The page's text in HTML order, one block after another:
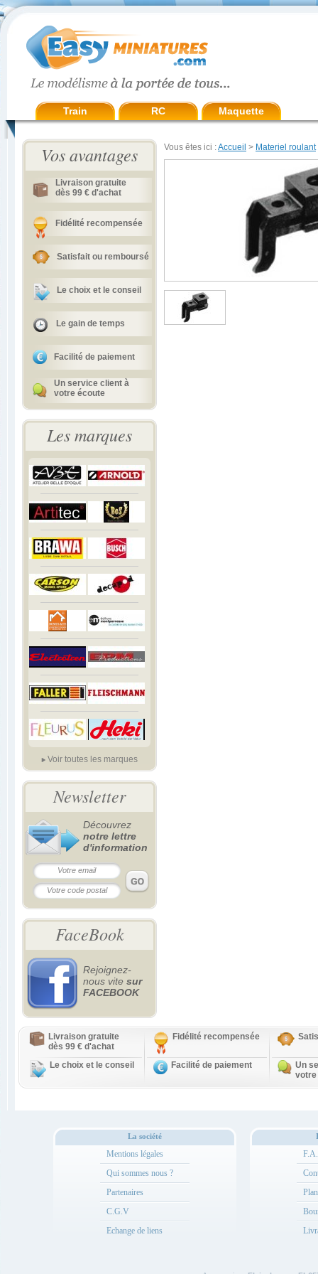
Train RC Maquette
Vos avantages
Livraison gratuite
dès 99 € d'achat
Fidélité recompensée
Satisfait ou remboursé
Le choix et le conseil
Le gain de temps
Facilité de paiement
Un service client à
votre écoute
Les marques
Voir toutes les marques
Newsletter
Découvrez
notre lettre
d'information
FaceBook
Rejoignez-
nous vite sur
FACEBOOK
Vous êtes ici :Accueil > Materiel roulant
Livraison gratuite
dès 99 € d'achat
Fidélité recompensée
Le choix et le conseil Facilité de paiement
Un
votre
La société
Mentions légales
Qui sommes nous ?
Partenaires
C.G.V
Echange de liens